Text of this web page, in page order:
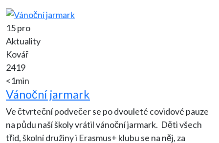
15 pro
Aktuality
Kovář
2419
<1min
Vánoční jarmark
Ve čtvrteční podvečer se po dvouleté covidové pauze
na půdu naší školy vrátil vánoční jarmark. Děti všech
tříd, školní družiny i Erasmus+ klubu se na něj, za